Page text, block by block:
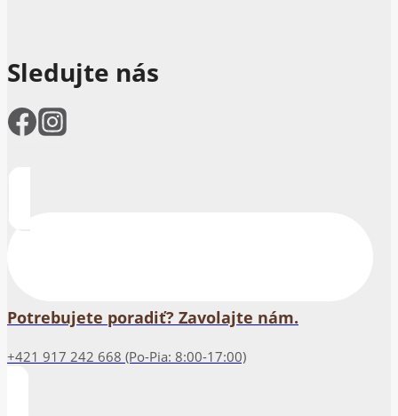
Sledujte nás
Potrebujete poradiť? Zavolajte nám.
+421 917 242 668 (Po-Pia: 8:00-17:00)